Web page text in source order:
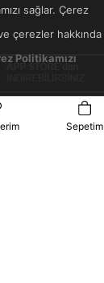
sağlar. Çerez
çerezler hakkında
Politikamızı
Sepetim